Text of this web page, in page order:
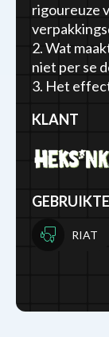
rigoureuze
2. Wat
niet per se
3. Het
KLANT
RIAT